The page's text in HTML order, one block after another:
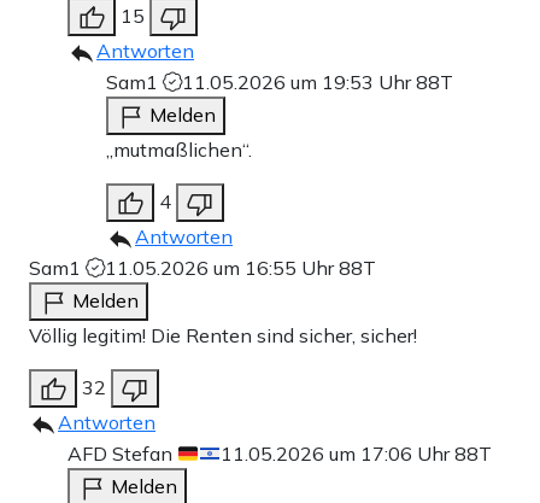
15
Antworten
Sam1
11.05.2026 um 19:53 Uhr88T
Melden
„mutmaßlichen“.
4
Antworten
Sam1
11.05.2026 um 16:55 Uhr88T
Melden
Völlig legitim! Die Renten sind sicher, sicher!
32
Antworten
AFD Stefan
11.05.2026 um 17:06 Uhr88T
Melden